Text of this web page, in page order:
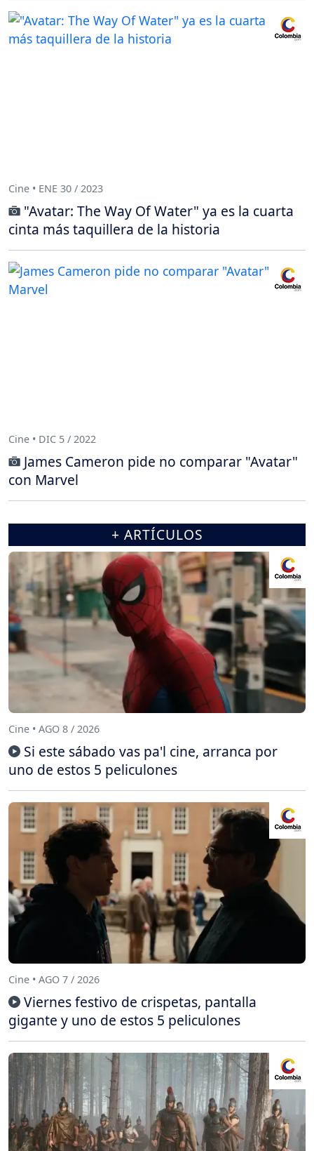
Cine • ENE 30 / 2023
"Avatar: The Way Of Water" ya es la cuarta
cinta más taquillera de la historia
Cine • DIC 5 / 2022
James Cameron pide no comparar "Avatar"
con Marvel
+ ARTÍCULOS
Cine • AGO 8 / 2026
Si este sábado vas pa'l cine, arranca por
uno de estos 5 peliculones
Cine • AGO 7 / 2026
Viernes festivo de crispetas, pantalla
gigante y uno de estos 5 peliculones